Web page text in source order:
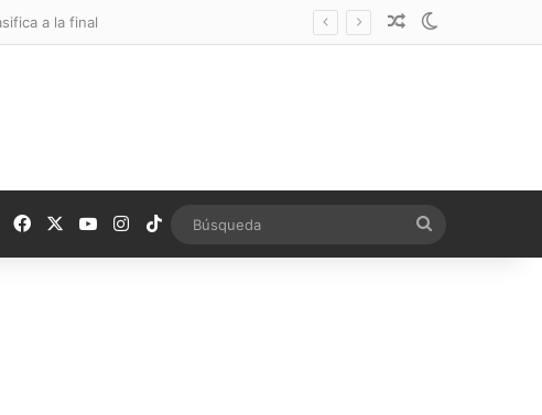
a la final Noticia aleatoria
FacebookYouTubeInstagram
TikTok